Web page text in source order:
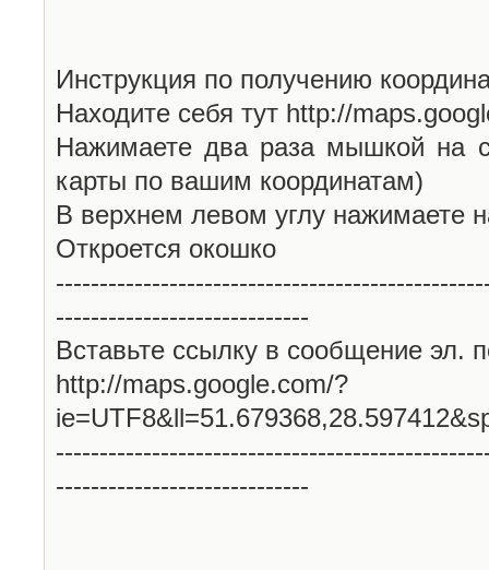
Инструкция по получению
Находите себя тут http://
Нажимаете два раза мышкой на
карты по вашим координатам)
В верхнем левом углу нажимаете
Откроется окошко
-----------------------------
Вставьте ссылку в сообщение эл.
http://maps.google.com/?
-----------------------------